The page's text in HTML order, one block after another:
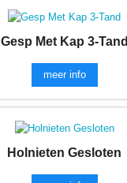
Gesp Met Kap 3-Tand
meer info
Holnieten Gesloten